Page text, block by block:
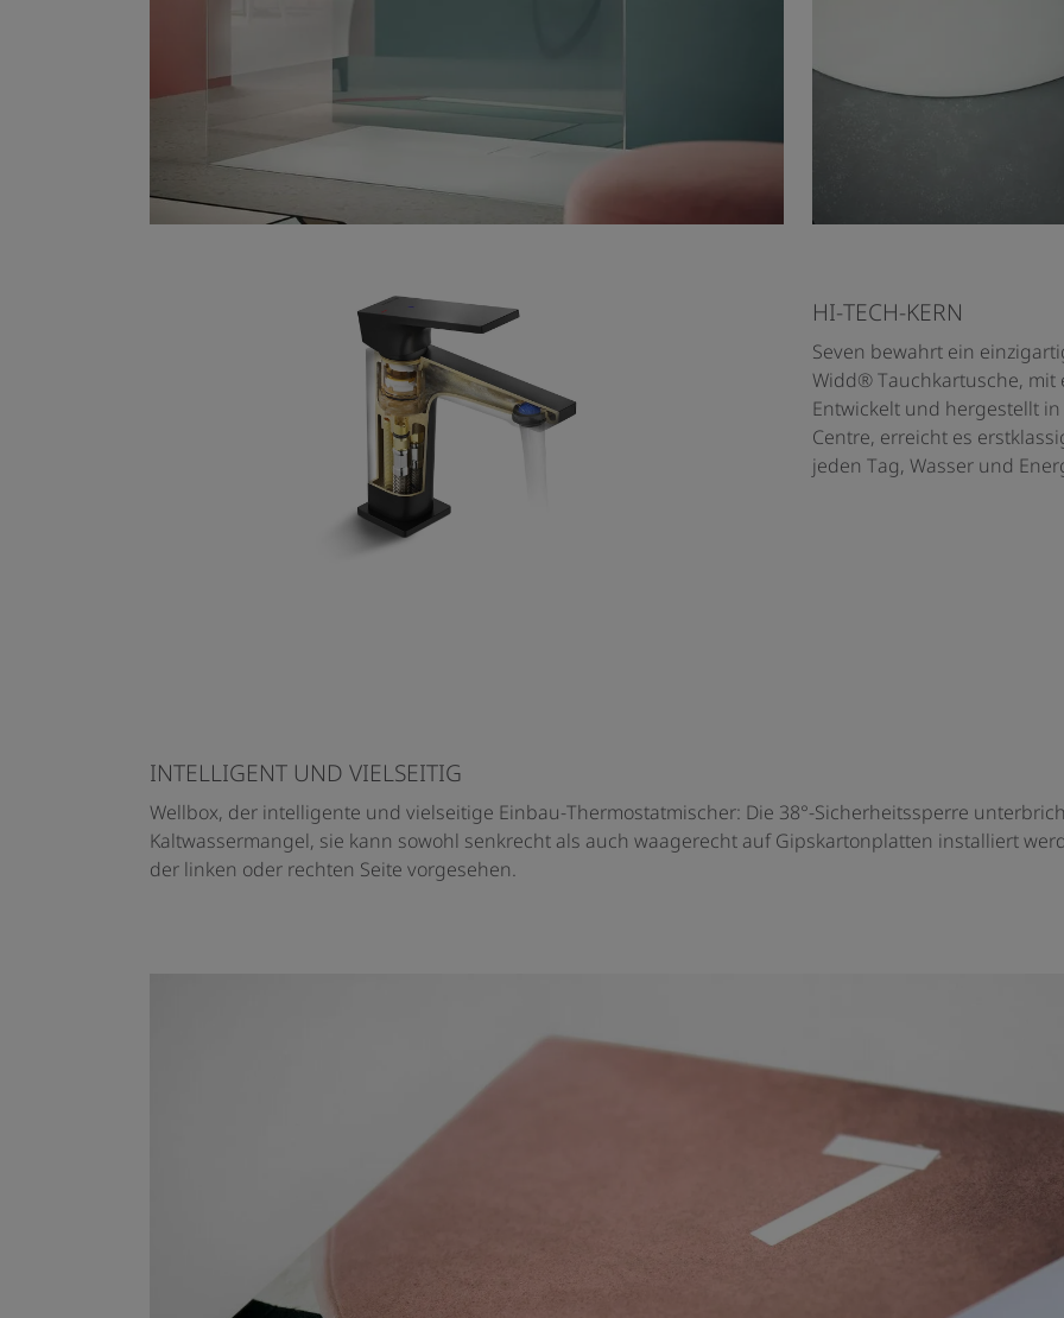
HI-TECH-KERN
Seven bewahrt ein
Widd® Tauchkartusche, mit
Entwickelt und hergestellt
Centre, erreicht es
jeden Tag, Wasser und
INTELLIGENT UND VIELSEITIG
Wellbox, der intelligente und vielseitige Einbau-Thermostatmischer: Die 38°-Sicherheitssperre
Kaltwassermangel, sie kann sowohl senkrecht als auch waagerecht auf Gipskartonplatten installiert
der linken oder rechten Seite vorgesehen.